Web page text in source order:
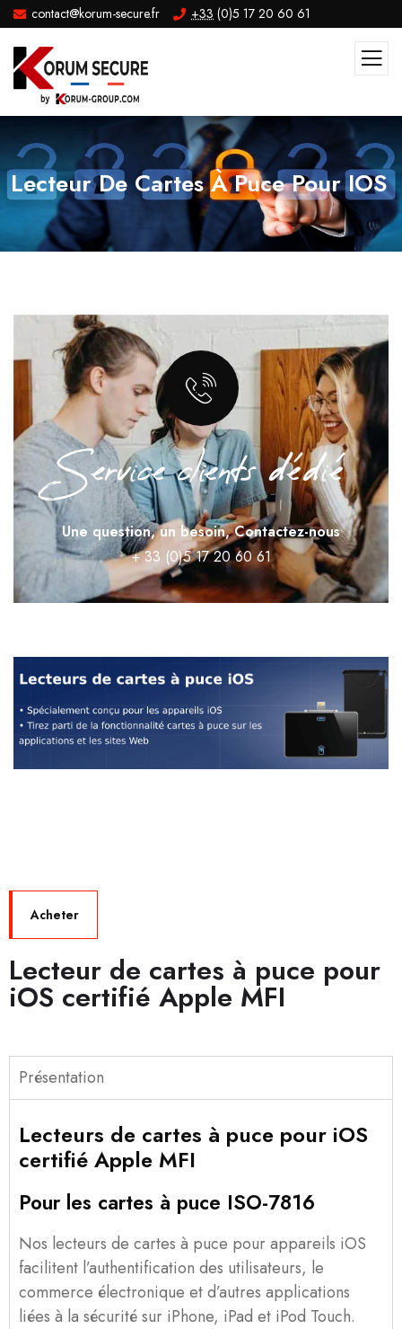
contact@korum-secure.fr +33 (0)5 17 20 60 61
Lecteur De Cartes À Puce Pour IOS
Service clients dédié
Une question, un besoin, Contactez-nous​
+ 33 (0)5 17 20 60 61
Acheter
Lecteur de cartes à puce pour
iOS certifié Apple MFI
Présentation
Lecteurs de cartes à puce pour iOS
certifié Apple MFI
Pour les cartes à puce ISO-7816
Nos lecteurs de cartes à puce pour appareils iOS
facilitent l’authentification des utilisateurs, le
commerce électronique et d’autres applications
liées à la sécurité sur iPhone, iPad et iPod Touch.